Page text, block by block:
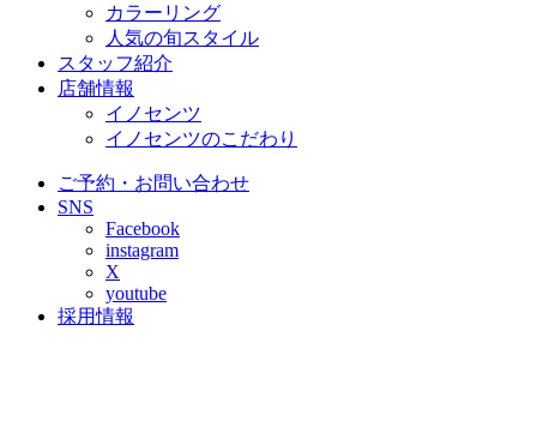
カラーリング
人気の旬スタイル
スタッフ紹介
店舗情報
イノセンツ
イノセンツのこだわり
ご予約・お問い合わせ
SNS
Facebook
instagram
X
youtube
採用情報